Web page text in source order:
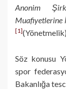
Anonim
Muafiyetlerine
[1]
Söz konusu
spor
Bakanlığa